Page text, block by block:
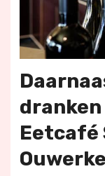
dranken
Eetcafé